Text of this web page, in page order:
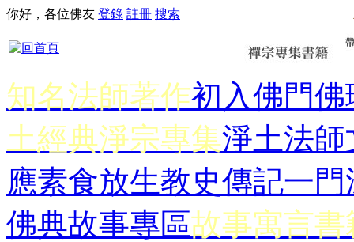
你好，各位佛友 登錄 註冊 搜索
知名法師著作初入佛門佛
土經典淨宗專集淨土法師
應素食放生教史傳記一門
佛典故事專區故事寓言書